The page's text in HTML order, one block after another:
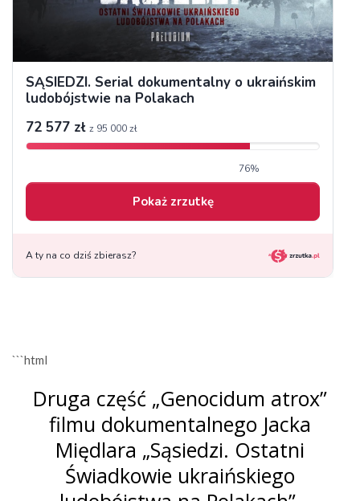
```html
Druga część „Genocidum atrox”
filmu dokumentalnego Jacka
Międlara „Sąsiedzi. Ostatni
Świadkowie ukraińskiego